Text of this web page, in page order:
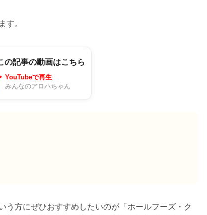
す。
の記事の動画はこちら
YouTubeで再生
みんなのアロハちゃん
方にぜひおすすめしたいのが「ホールフーズ・ク